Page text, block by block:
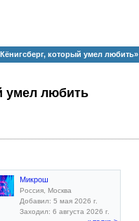
который умел любить»
умел любить
Микрош
Россия, Москва
Добавил: 5 мая 2026 г.
Заходил: 6 августа 2026 г.